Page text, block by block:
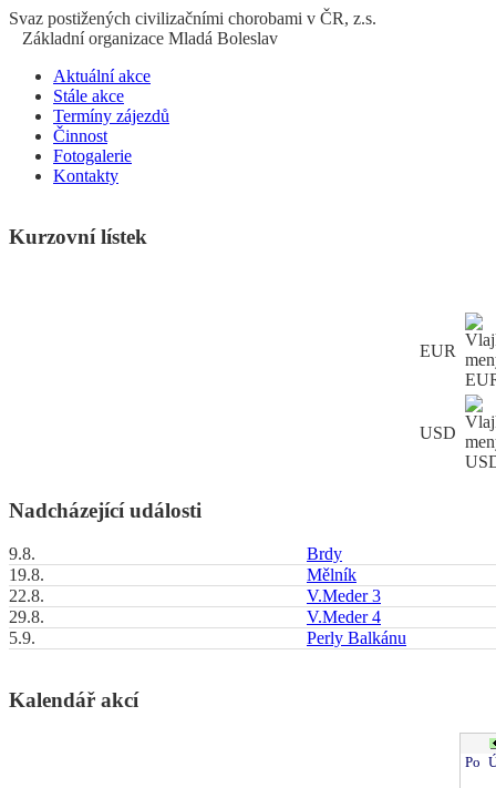
Svaz postižených civilizačními chorobami v ČR, z.s.
Základní organizace Mladá Boleslav
Aktuální akce
Stále akce
Termíny zájezdů
Činnost
Fotogalerie
Kontakty
Kurzovní lístek
EUR
USD
Nadcházející události
9.8.
Brdy
19.8.
Mělník
22.8.
V.Meder 3
29.8.
V.Meder 4
5.9.
Perly Balkánu
Kalendář akcí
Po